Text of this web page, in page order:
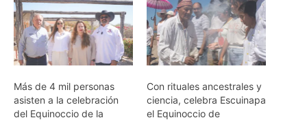
Más de 4 mil personas
asisten a la celebración
del Equinoccio de la
Con rituales ancestrales y
ciencia, celebra Escuinapa
el Equinoccio de